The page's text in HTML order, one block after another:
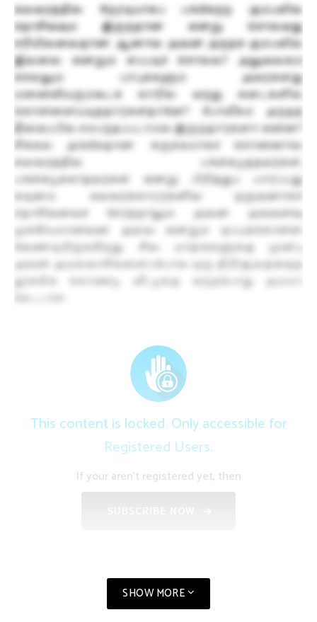
கலவரத்தில் நேரடியாகப் பங்கேற்ற கும்பலில்
சதாசிவ்வும் இருந்தான் என்று சொல்வது
சரியில்லைதான். ஆனால் அவன் அந்தக் கும்பலில்
இல்லை என்றும் எப்படிச் சொல்ல? அலுவலகம்
செல்லும் பாபுக்களும் அவர்களது
மனைவியரும்கூடக் காரில் வந்து கடைகளில்
கொள்ளையடித்தார்கள்தானே? போலீசும் அந்தத்
தீவைப்பில் சம்பந்தப்படாமல் இருந்தார்களா என்ன?
சிக்கல் அங்கேதான். சுருக்கமாகச் சொன்னால்
கலவரத்தில் பங்கெடுத்தவர்கள்,
பங்கெடுக்காதவர்கள் என்று பிரித்துப் பார்ப்பது
கடினம். கலவரக்காரர்களில் ஒருவனாகச்
சதாசிவ்வைச் சேர்த்தாலும் அவன் அவ்வளவு
முக்கியமானவன் அல்ல என்றும் ஒப்புக்கொள்ள
வேண்டியிருக்கிறது. சில மாதங்களுக்கு முன்பு
அவன் அயல்வாசிகளைப்போல ஒரு திரிசூலத்தைத்
தூக்கிக் கொண்டு வீட்டுக்கு வந்தபோது அம்மா
கேட்டாள்.
This content is locked. Only accessible for
Registered Users.
If your aren't registered yet, then
SHOW MORE